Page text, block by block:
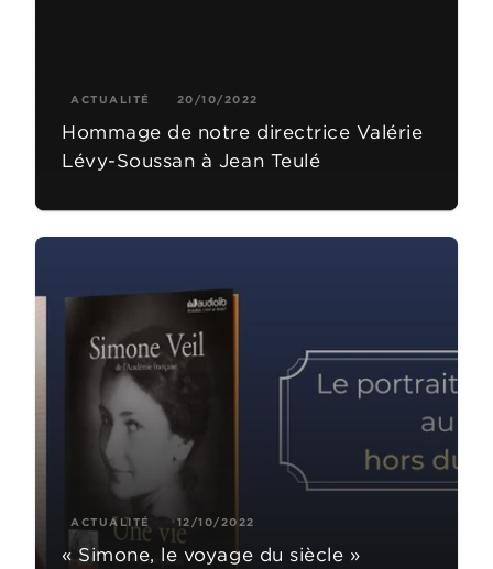
ACTUALITÉ 20/10/2022
Hommage de notre directrice Valérie
Lévy-Soussan à Jean Teulé
ACTUALITÉ 12/10/2022
« Simone, le voyage du siècle »